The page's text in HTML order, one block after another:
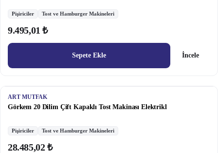
Pişiriciler Tost ve Hamburger Makineleri
9.495,01 ₺
Sepete Ekle İncele
ART MUTFAK
Görkem 20 Dilim Çift Kapaklı Tost Makinası Elektrikl
Pişiriciler Tost ve Hamburger Makineleri
28.485,02 ₺